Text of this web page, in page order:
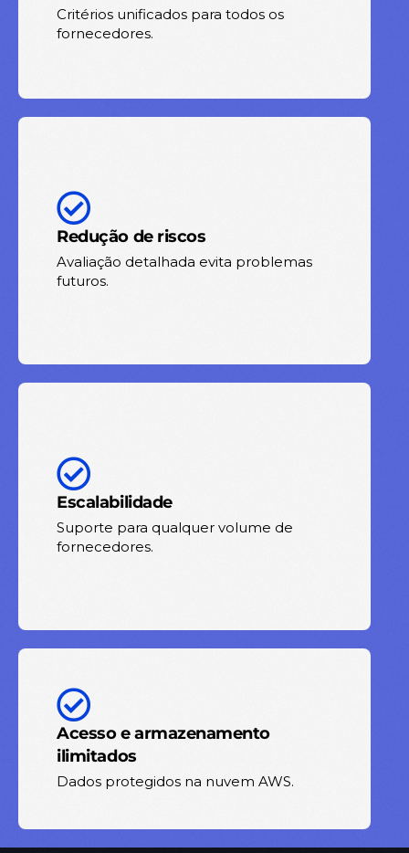
Critérios unificados para todos os
fornecedores.
Redução de riscos
Avaliação detalhada evita problemas
futuros.
Escalabilidade
Suporte para qualquer volume de
fornecedores.
Acesso e armazenamento
ilimitados
Dados protegidos na nuvem AWS.